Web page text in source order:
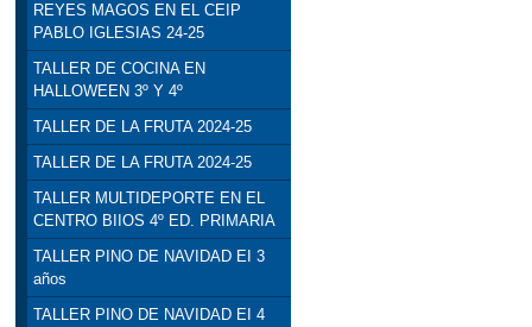
REYES MAGOS EN EL CEIP
PABLO IGLESIAS 24-25
TALLER DE COCINA EN
HALLOWEEN 3º Y 4º
TALLER DE LA FRUTA 2024-25
TALLER DE LA FRUTA 2024-25
TALLER MULTIDEPORTE EN EL
CENTRO BIIOS 4º ED. PRIMARIA
TALLER PINO DE NAVIDAD EI 3
años
TALLER PINO DE NAVIDAD EI 4